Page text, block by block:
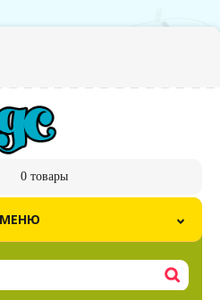
0товары
МЕНЮ